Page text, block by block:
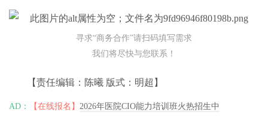
寻求“商务合作”请扫码填写需求
我们将尽快与您联系！
【责任编辑：陈曦 版式：明超】
AD： 【在线报名】 2026年医院CIO能力培训班火热招生中